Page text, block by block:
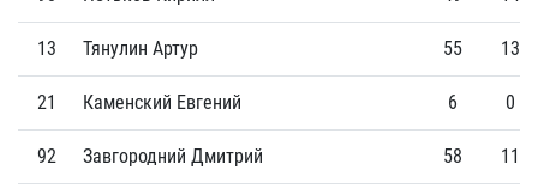
13 Тянулин Артур 55 13
21 Каменский Евгений 6 0
92 Завгородний Дмитрий 58 11